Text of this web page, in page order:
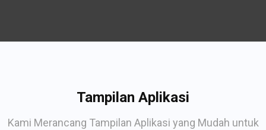
Tampilan Aplikasi
Kami Merancang Tampilan Aplikasi yang Mudah untuk